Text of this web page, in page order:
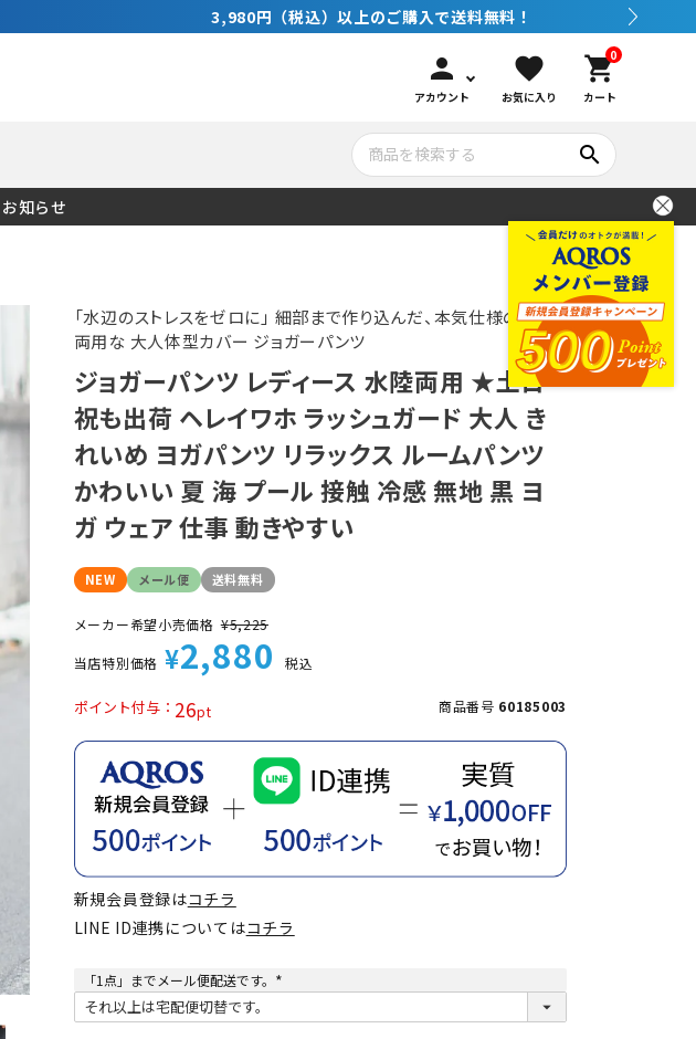
person
アカウント
favorite
お気に入り
0
shopping_cart
カート
ライト・ビデオライト 水中カメラ機材
クセサリー メンテナンサービス・交換用パーツ
アウトドア
レ愛用してます！ ブランド紹介
遊びをもっと知る コンセプト
search
知らせ
「水辺のストレスをゼロに」 細部まで作り込んだ、本気仕様の 水陸
両用な 大人体型カバー ジョガーパンツ
ジョガーパンツ レディース 水陸両用 ★土日
祝も出荷 ヘレイワホ ラッシュガード 大人 き
れいめ ヨガパンツ リラックス ルームパンツ
かわいい 夏 海 プール 接触 冷感 無地 黒 ヨ
ガ ウェア 仕事 動きやすい
NEW メール便 送料無料
メーカー希望小売価格 ¥5,225
当店特別価格 ¥2,880 税込
26
ポイント付与 商品番号 60185003
新規会員登録はコチラ
LINE ID連携についてはコチラ
「1点」までメール便配送です。
(
須